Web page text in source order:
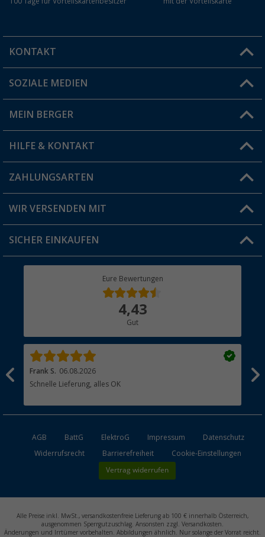
KONTAKT
Du hast eine Frage?
Filiale finden
SOZIALE MEDIEN
MEIN BERGER
Vorteilskarte
Blog
Jobs & Karriere
HILFE & KONTAKT
FAQ & Kontakt
Versandinformationen
Rücksendung
ZAHLUNGSARTEN
WIR VERSENDEN MIT
SICHER EINKAUFEN
Eure Bewertungen
4,43
Gut
Frank S. 06.08.2026
Schnelle Lieferung, alles OK
AGB BattG ElektroG Impressum
Datenschutz
Widerrufsrecht
Barrierefreiheit Cookie-Einstellungen
Vertrag widerrufen
Alle Preise inkl. MwSt., versandkostenfreie Lieferung ab 100 € innerhalb Österreich,
ausgenommen Sperrgutzuschlag. Ansonsten zzgl. Versandkosten.
Änderungen und Irrtümer vorbehalten. Abbildungen ähnlich. Nur solange der Vorrat reicht.